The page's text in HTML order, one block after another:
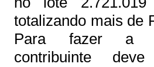
totalizando mais de
Para fazer a
contribuinte